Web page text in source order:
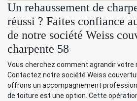
Un rehaussement de
réussi ? Faites confiance
de notre société Weiss
charpente 58
Vous cherchez comment agrandir votre
Contactez notre société Weiss
offrons un accompagnement
de toiture est une option. Cette